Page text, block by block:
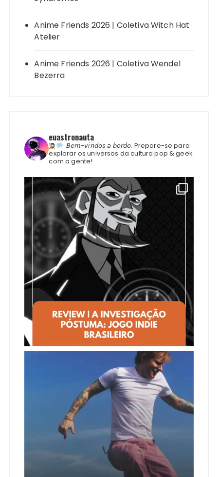
Anime Friends 2026 | Coletiva Witch Hat
Atelier
Anime Friends 2026 | Coletiva Wendel
Bezerra
euastronauta
𝘉𝘦𝘮-𝘷𝘪𝘯𝘥𝘰𝘴 𝘢 𝘣𝘰𝘳𝘥𝘰. Prepare-se para
explorar os universos da cultura pop & geek
com a gente!